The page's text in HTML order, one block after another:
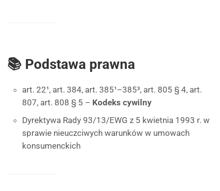
📚 Podstawa prawna
art. 22¹, art. 384, art. 385¹–385³, art. 805 § 4, art.
807, art. 808 § 5 – Kodeks cywilny
Dyrektywa Rady 93/13/EWG z 5 kwietnia 1993 r. w
sprawie nieuczciwych warunków w umowach
konsumenckich